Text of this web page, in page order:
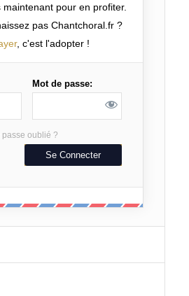
maintenant pour en profiter.
pas Chantchoral.fr ?
, c'est l'adopter !
Mot de passe:
passe oublié ?